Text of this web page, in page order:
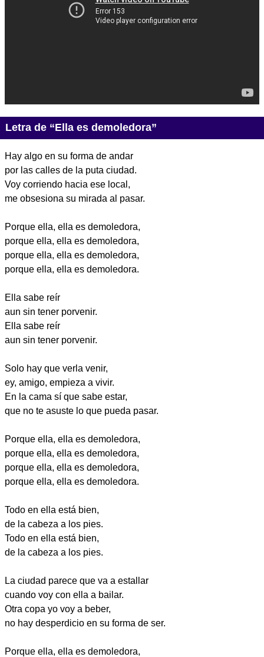
Letra de “Ella es demoledora”
Hay algo en su forma de andar
por las calles de la puta ciudad.
Voy corriendo hacia ese local,
me obsesiona su mirada al pasar.
Porque ella, ella es demoledora,
porque ella, ella es demoledora,
porque ella, ella es demoledora,
porque ella, ella es demoledora.
Ella sabe reír
aun sin tener porvenir.
Ella sabe reír
aun sin tener porvenir.
Solo hay que verla venir,
ey, amigo, empieza a vivir.
En la cama sí que sabe estar,
que no te asuste lo que pueda pasar.
Porque ella, ella es demoledora,
porque ella, ella es demoledora,
porque ella, ella es demoledora,
porque ella, ella es demoledora.
Todo en ella está bien,
de la cabeza a los pies.
Todo en ella está bien,
de la cabeza a los pies.
La ciudad parece que va a estallar
cuando voy con ella a bailar.
Otra copa yo voy a beber,
no hay desperdicio en su forma de ser.
Porque ella, ella es demoledora,